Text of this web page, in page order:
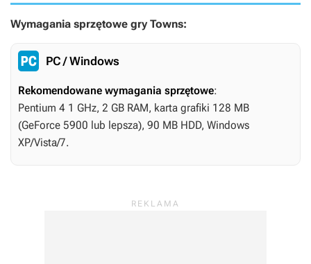
Wymagania sprzętowe gry Towns:
PC / Windows
Rekomendowane wymagania sprzętowe:
Pentium 4 1 GHz, 2 GB RAM, karta grafiki 128 MB
(GeForce 5900 lub lepsza), 90 MB HDD, Windows
XP/Vista/7.